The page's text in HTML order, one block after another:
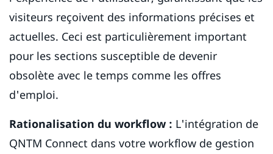
visiteurs reçoivent des informations précises et
actuelles. Ceci est particulièrement important
pour les sections susceptible de devenir
obsolète avec le temps comme les offres
d'emploi.
Rationalisation du workflow : L'intégration de
QNTM Connect dans votre workflow de gestion